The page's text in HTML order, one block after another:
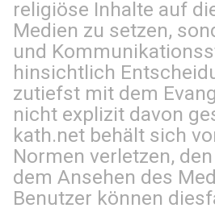
religiöse Inhalte auf
Medien zu setzen,
und
hinsichtlich
zutiefst mit dem
nicht explizit davon
kath.net behält sich
Normen verletzen,
dem Ansehen des
Benutzer können